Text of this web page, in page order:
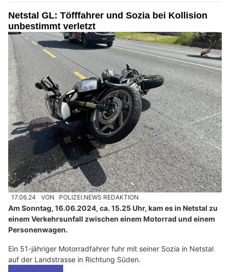
Netstal GL: Töfffahrer und Sozia bei Kollision
unbestimmt verletzt
17.06.24 VON POLIZEI.NEWS REDAKTION
Am Sonntag, 16.06.2024, ca. 15.25 Uhr, kam es in Netstal zu
einem Verkehrsunfall zwischen einem Motorrad und einem
Personenwagen.
Ein 51-jähriger Motorradfahrer fuhr mit seiner Sozia in Netstal
auf der Landstrasse in Richtung Süden.